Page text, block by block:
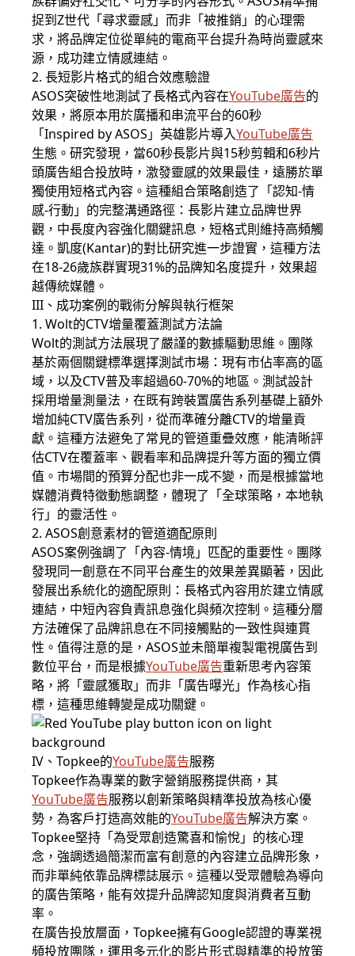
捉到Z世代「尋求靈感」而非「被推銷」的心理需
求，將品牌定位從單純的電商平台提升為時尚靈感來
源，成功建立情感連結。
2. 長短影片格式的組合效應驗證
ASOS突破性地測試了長格式內容在YouTube廣告的
效果，將原本用於廣播和串流平台的60秒
「Inspired by ASOS」英雄影片導入YouTube廣告
生態。研究發現，當60秒長影片與15秒剪輯和6秒片
頭廣告組合投放時，激發靈感的效果最佳，遠勝於單
獨使用短格式內容。這種組合策略創造了「認知-情
感-行動」的完整溝通路徑：長影片建立品牌世界
觀，中長度內容強化關鍵訊息，短格式則維持高頻觸
達。凱度(Kantar)的對比研究進一步證實，這種方法
在18-26歲族群實現31%的品牌知名度提升，效果超
越傳統媒體。
III、成功案例的戰術分解與執行框架
1. Wolt的CTV增量覆蓋測試方法論
Wolt的測試方法展現了嚴謹的數據驅動思維。團隊
基於兩個關鍵標準選擇測試市場：現有市佔率高的區
域，以及CTV普及率超過60-70%的地區。測試設計
採用增量測量法，在既有跨裝置廣告系列基礎上額外
增加純CTV廣告系列，從而準確分離CTV的增量貢
獻。這種方法避免了常見的管道重疊效應，能清晰評
估CTV在覆蓋率、觀看率和品牌提升等方面的獨立價
值。市場間的預算分配也非一成不變，而是根據當地
媒體消費特徵動態調整，體現了「全球策略，本地執
行」的靈活性。
2. ASOS創意素材的管道適配原則
ASOS案例強調了「內容-情境」匹配的重要性。團隊
發現同一創意在不同平台產生的效果差異顯著，因此
發展出系統化的適配原則：長格式內容用於建立情感
連結，中短內容負責訊息強化與頻次控制。這種分層
方法確保了品牌訊息在不同接觸點的一致性與連貫
性。值得注意的是，ASOS並未簡單複製電視廣告到
數位平台，而是根據YouTube廣告重新思考內容策
略，將「靈感獲取」而非「廣告曝光」作為核心指
標，這種思維轉變是成功關鍵。
IV、Topkee的YouTube廣告服務
Topkee作為專業的數字營銷服務提供商，其
YouTube廣告服務以創新策略與精準投放為核心優
勢，為客戶打造高效能的YouTube廣告解決方案。
Topkee堅持「為受眾創造驚喜和愉悅」的核心理
念，強調透過簡潔而富有創意的內容建立品牌形象，
而非單純依靠品牌標誌展示。這種以受眾體驗為導向
的廣告策略，能有效提升品牌認知度與消費者互動
率。
在廣告投放層面，Topkee擁有Google認證的專業視
頻投放團隊，運用多元化的影片形式與精準的投放策